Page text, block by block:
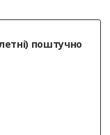
и
поштучно